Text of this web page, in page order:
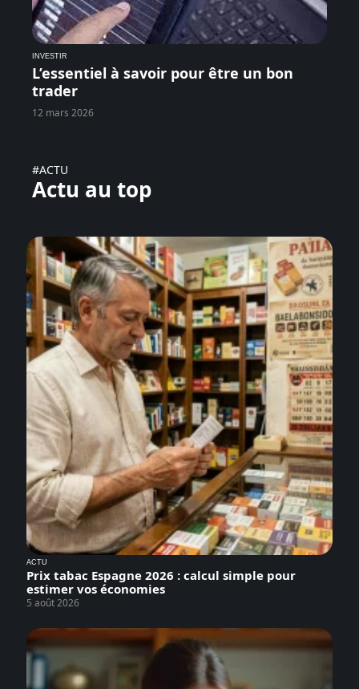
INVESTIR
L’essentiel à savoir pour être un bon
trader
12 mars 2026
#ACTU
Actu au top
ACTU
Prix tabac Espagne 2026 : calcul simple pour
estimer vos économies
5 août 2026